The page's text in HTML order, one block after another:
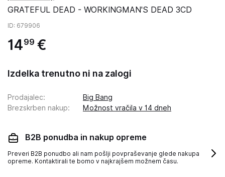
GRATEFUL DEAD - WORKINGMAN'S DEAD 3CD
ID: 679906
1499 €
Izdelka trenutno ni na zalogi
Prodajalec:
Big Bang
Brezskrben nakup: Možnost vračila v 14 dneh
B2B ponudba in nakup opreme
Preveri B2B ponudbo ali nam pošlji povpraševanje glede nakupa
opreme. Kontaktirali te bomo v najkrajšem možnem času.